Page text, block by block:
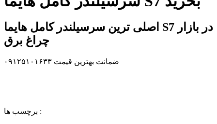
اصلی ترین سرسیلندر کامل هایما S7 در بازار
چراغ برق
ضمانت بهترین قیمت ۰۹۱۲۵۱۰۱۶۳۳
برچسب ها :